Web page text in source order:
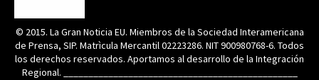
© 2015. La Gran Noticia EU. Miembros de la Sociedad Interamericana
de Prensa, SIP. Matrìcula Mercantil 02223286. NIT 900980768-6. Todos
los derechos reservados. Aportamos al desarrollo de la Integración
Regional. _______________________________________________